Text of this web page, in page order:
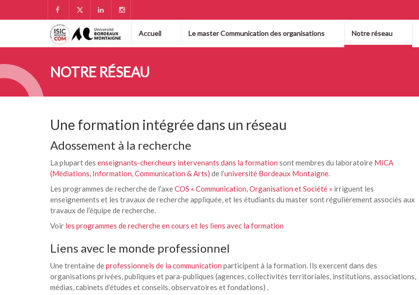
Accueil Le master Communication des organisations Notre réseau
NOTRE RÉSEAU
Une formation intégrée dans un réseau
Adossement à la recherche
La plupart des enseignants-chercheurs intervenants dans la formation sont membres du laboratoire MICA
(Médiations, Information, Communication & Arts) de l’université Bordeaux Montaigne.
Les programmes de recherche de l’axeCOS « Communication, Organisation et Société » irriguent les
enseignements et les travaux de recherche appliquée, et les étudiants du master sont régulièrement associés aux
travaux de l’équipe de recherche.
Voir les programmes de recherche en cours et les liens avec la formation
Liens avec le monde professionnel
Une trentaine deprofessionnels de la communication participent à la formation. Ils exercent dans des
organisations privées, publiques et para-publiques (agences, collectivités territoriales, institutions, associations,
médias, cabinets d’études et conseils, observatoires et fondations) .